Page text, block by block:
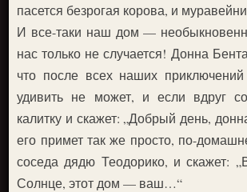
пасется безрогая корова, и
И все-таки наш дом —
нас только не случается! Донна
что после всех наших
удивить не может, и если вдруг
калитку и скажет: „Добрый день,
его примет так же просто, по-
соседа дядю Теодорико, и скажет:
Солнце, этот дом — ваш…“